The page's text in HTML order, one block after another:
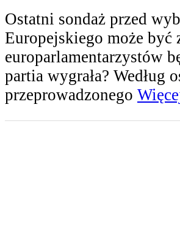
Ostatni sondaż przed
Europejskiego może być
europarlamentarzystów
partia wygrała? Według
przeprowadzonego